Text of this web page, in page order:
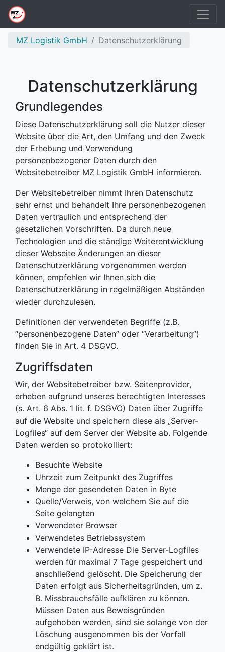
en
MZ Logistik GmbH Datenschutzerklärung
Datenschutzerklärung
Grundlegendes
Diese Datenschutzerklärung soll die Nutzer dieser
Website über die Art, den Umfang und den Zweck
der Erhebung und Verwendung
personenbezogener Daten durch den
Websitebetreiber MZ Logistik GmbH informieren.
Der Websitebetreiber nimmt Ihren Datenschutz
sehr ernst und behandelt Ihre personenbezogenen
Daten vertraulich und entsprechend der
gesetzlichen Vorschriften. Da durch neue
Technologien und die ständige Weiterentwicklung
dieser Webseite Änderungen an dieser
Datenschutzerklärung vorgenommen werden
können, empfehlen wir Ihnen sich die
Datenschutzerklärung in regelmäßigen Abständen
wieder durchzulesen.
Definitionen der verwendeten Begriffe (z.B.
“personenbezogene Daten” oder “Verarbeitung”)
finden Sie in Art. 4 DSGVO.
Zugriffsdaten
Wir, der Websitebetreiber bzw. Seitenprovider,
erheben aufgrund unseres berechtigten Interesses
(s. Art. 6 Abs. 1 lit. f. DSGVO) Daten über Zugriffe
auf die Website und speichern diese als „Server-
Logfiles“ auf dem Server der Website ab. Folgende
Daten werden so protokolliert:
Besuchte Website
Uhrzeit zum Zeitpunkt des Zugriffes
Menge der gesendeten Daten in Byte
Quelle/Verweis, von welchem Sie auf die
Seite gelangten
Verwendeter Browser
Verwendetes Betriebssystem
Verwendete IP-Adresse Die Server-Logfiles
werden für maximal 7 Tage gespeichert und
anschließend gelöscht. Die Speicherung der
Daten erfolgt aus Sicherheitsgründen, um z.
B. Missbrauchsfälle aufklären zu können.
Müssen Daten aus Beweisgründen
aufgehoben werden, sind sie solange von der
Löschung ausgenommen bis der Vorfall
endgültig geklärt ist.